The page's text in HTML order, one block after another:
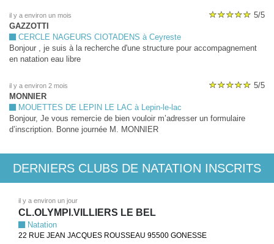
il y a environ un mois
5/5
GAZZOTTI
CERCLE NAGEURS CIOTADENS à Ceyreste
Bonjour , je suis à la recherche d'une structure pour accompagnement
en natation eau libre
il y a environ 2 mois
5/5
MONNIER
MOUETTES DE LEPIN LE LAC à Lepin-le-lac
Bonjour, Je vous remercie de bien vouloir m’adresser un formulaire
d’inscription. Bonne journée M. MONNIER
DERNIERS CLUBS DE NATATION INSCRITS
il y a environ un jour
CL.OLYMPI.VILLIERS LE BEL
Natation
22 RUE JEAN JACQUES ROUSSEAU 95500 GONESSE